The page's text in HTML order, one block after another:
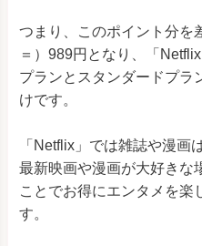
つまり、このポイント分を
＝）989円となり、「
プランとスタンダードプラ
けです。
「Netflix」では雑誌や漫画
最新映画や漫画が大好きな
ことでお得にエンタメを楽
す。